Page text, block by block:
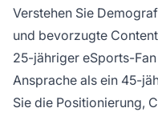
Verstehen Sie
und bevorzugte
25-jähriger eSports-
Ansprache als ein 45-
Sie die Positionierung,